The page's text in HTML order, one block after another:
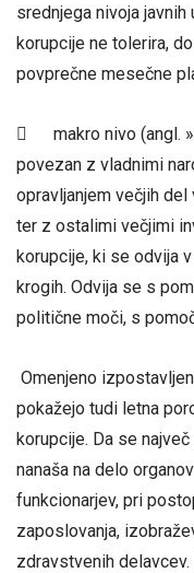
srednjega nivoja
korupcije ne tolerira,
povprečne mesečne
 makro nivo (angl.
povezan z vladnimi
opravljanjem večjih del
ter z ostalimi večjimi
korupcije, ki se odvija
krogih. Odvija se s
politične moči, s
Omenjeno
pokažejo tudi letna
korupcije. Da se
nanaša na delo
funkcionarjev, pri
zaposlovanja,
zdravstvenih